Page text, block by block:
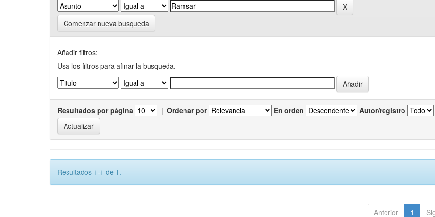
Comenzar nueva busqueda
Añadir filtros:
Usa los filtros para afinar la busqueda.
Resultados por página | Ordenar por En orden Autor/registro
Resultados 1-1 de 1.
Anterior 1